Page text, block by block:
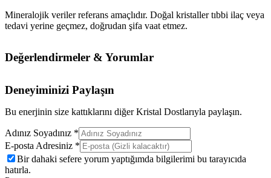
Mineralojik veriler referans amaçlıdır. Doğal kristaller tıbbi ilaç veya
tedavi yerine geçmez, doğrudan şifa vaat etmez.
Değerlendirmeler & Yorumlar
Deneyiminizi Paylaşın
Bu enerjinin size kattıklarını diğer Kristal Dostlarıyla paylaşın.
Adınız Soyadınız *
E-posta Adresiniz *
Bir dahaki sefere yorum yaptığımda bilgilerimi bu tarayıcıda
hatırla.